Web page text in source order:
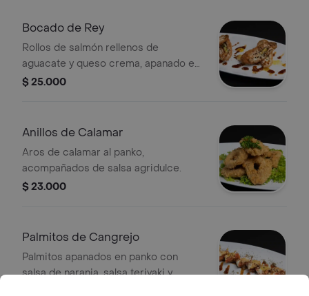
Bocado de Rey
Rollos de salmón rellenos de
aguacate y queso crema, apanado en
panko.
$ 25.000
Anillos de Calamar
Aros de calamar al panko,
acompañados de salsa agridulce.
$ 23.000
Palmitos de Cangrejo
Palmitos apanados en panko con
salsa de naranja, salsa teriyaki y